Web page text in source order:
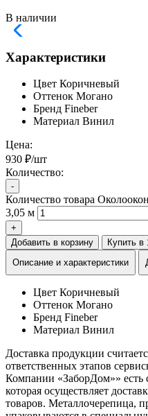
В наличии
Характеристики
Цвет Коричневый
Оттенок Могано
Бренд Fineber
Материал Винил
Цена:
930 ₽/шт
Количество:
-
Количество товара
3,05 м
+
Добавить в корзину
Купить в
Описание и характеристики
Цвет Коричневый
Оттенок Могано
Бренд Fineber
Материал Винил
Доставка продукции
ответственных этапов
Компании «ЗаборДом»» есть
которая осуществляет
товаров. Металлочерепица,